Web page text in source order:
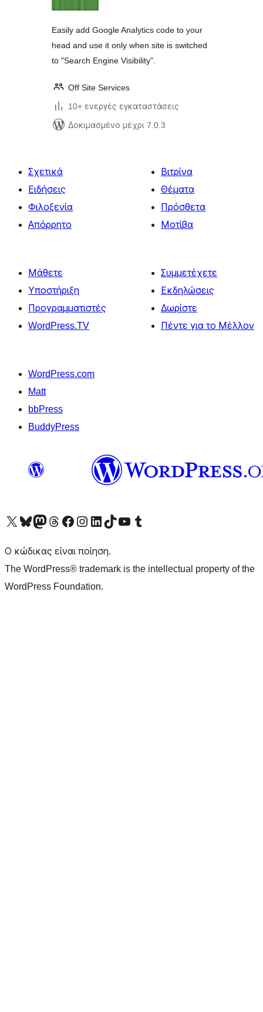
Easily add Google Analytics code to your
head and use it only when site is switched
to "Search Engine Visibility".
Off Site Services
10+ ενεργές εγκαταστάσεις
Δοκιμασμένο μέχρι 7.0.3
Σχετικά
Ειδήσεις
Φιλοξενία
Απόρρητο
Βιτρίνα
Θέματα
Πρόσθετα
Μοτίβα
Μάθετε
Υποστήριξη
Προγραμματιστές
WordPress.TV
Συμμετέχετε
Εκδηλώσεις
Δωρίστε
Πέντε για το Μέλλον
WordPress.com
Matt
bbPress
BuddyPress
Visit our X (formerly Twitter) account
Visit our Bluesky account
Επισκεφθείτε τον λογαριασμό μας στο Mastodon
Visit our Threads account
Επισκεφτείτε τη σελίδα μας στο Facebook
Επισκεφθείτε τον λογαριασμό μας Instagram
Επισκεφθείτε τον λογαριασμό μας LinkedIn
Visit our TikTok account
Visit our YouTube channel
Visit our Tumblr account
Ο κώδικας είναι ποίηση.
The WordPress® trademark is the intellectual property of the
WordPress Foundation.